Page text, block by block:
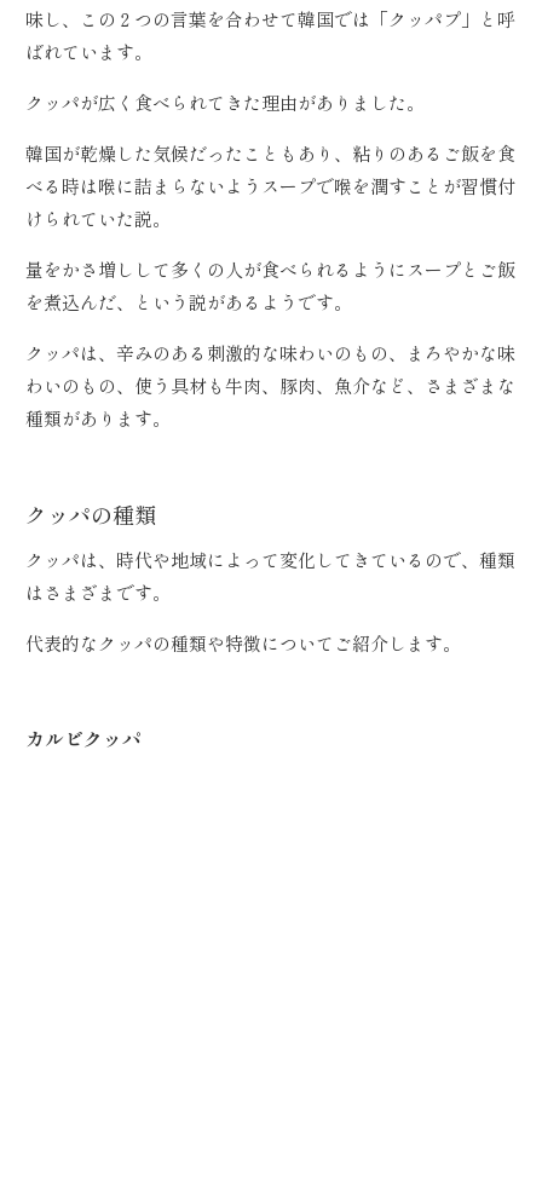
味し、この２つの言葉を合わせて韓国では「クッパプ」と呼
ばれています。
クッパが広く食べられてきた理由がありました。
韓国が乾燥した気候だったこともあり、粘りのあるご飯を食
べる時は喉に詰まらないようスープで喉を潤すことが習慣付
けられていた説。
量をかさ増しして多くの人が食べられるようにスープとご飯
を煮込んだ、という説があるようです。
クッパは、辛みのある刺激的な味わいのもの、まろやかな味
わいのもの、使う具材も牛肉、豚肉、魚介など、さまざまな
種類があります。
クッパの種類
クッパは、時代や地域によって変化してきているので、種類
はさまざまです。
代表的なクッパの種類や特徴についてご紹介します。
カルビクッパ